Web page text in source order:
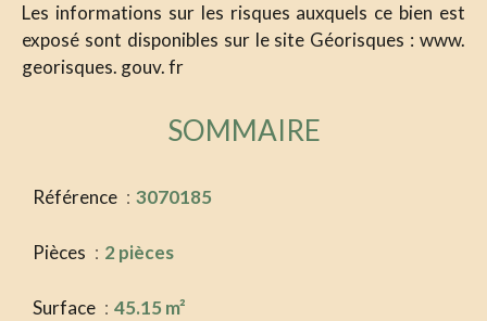
Les informations sur les risques auxquels ce bien est
exposé sont disponibles sur le site Géorisques : www.
georisques. gouv. fr
SOMMAIRE
Référence 3070185
Pièces 2 pièces
Surface 45.15 m²